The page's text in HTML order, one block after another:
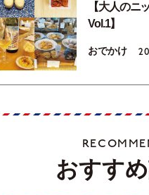
【大人のニ
Vol.1】
おでかけ
おすす